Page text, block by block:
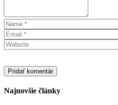
Najnovšie články